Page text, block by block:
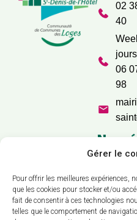
Gérer le
Pour offrir les meilleures expériences,
que les cookies pour stocker et/ou
fait de consentir à ces technologies
telles que le comportement de
02
40
06
98
Nos